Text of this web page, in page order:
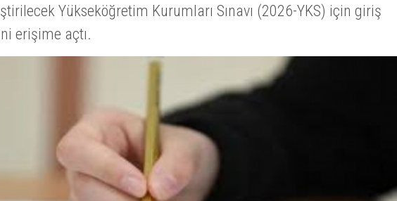
Yükseköğretim Kurumları Sınavı (2026-YKS) için giriş
erişime açtı.